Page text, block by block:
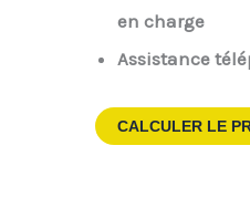
en charge
Assistance
CALCULER LE